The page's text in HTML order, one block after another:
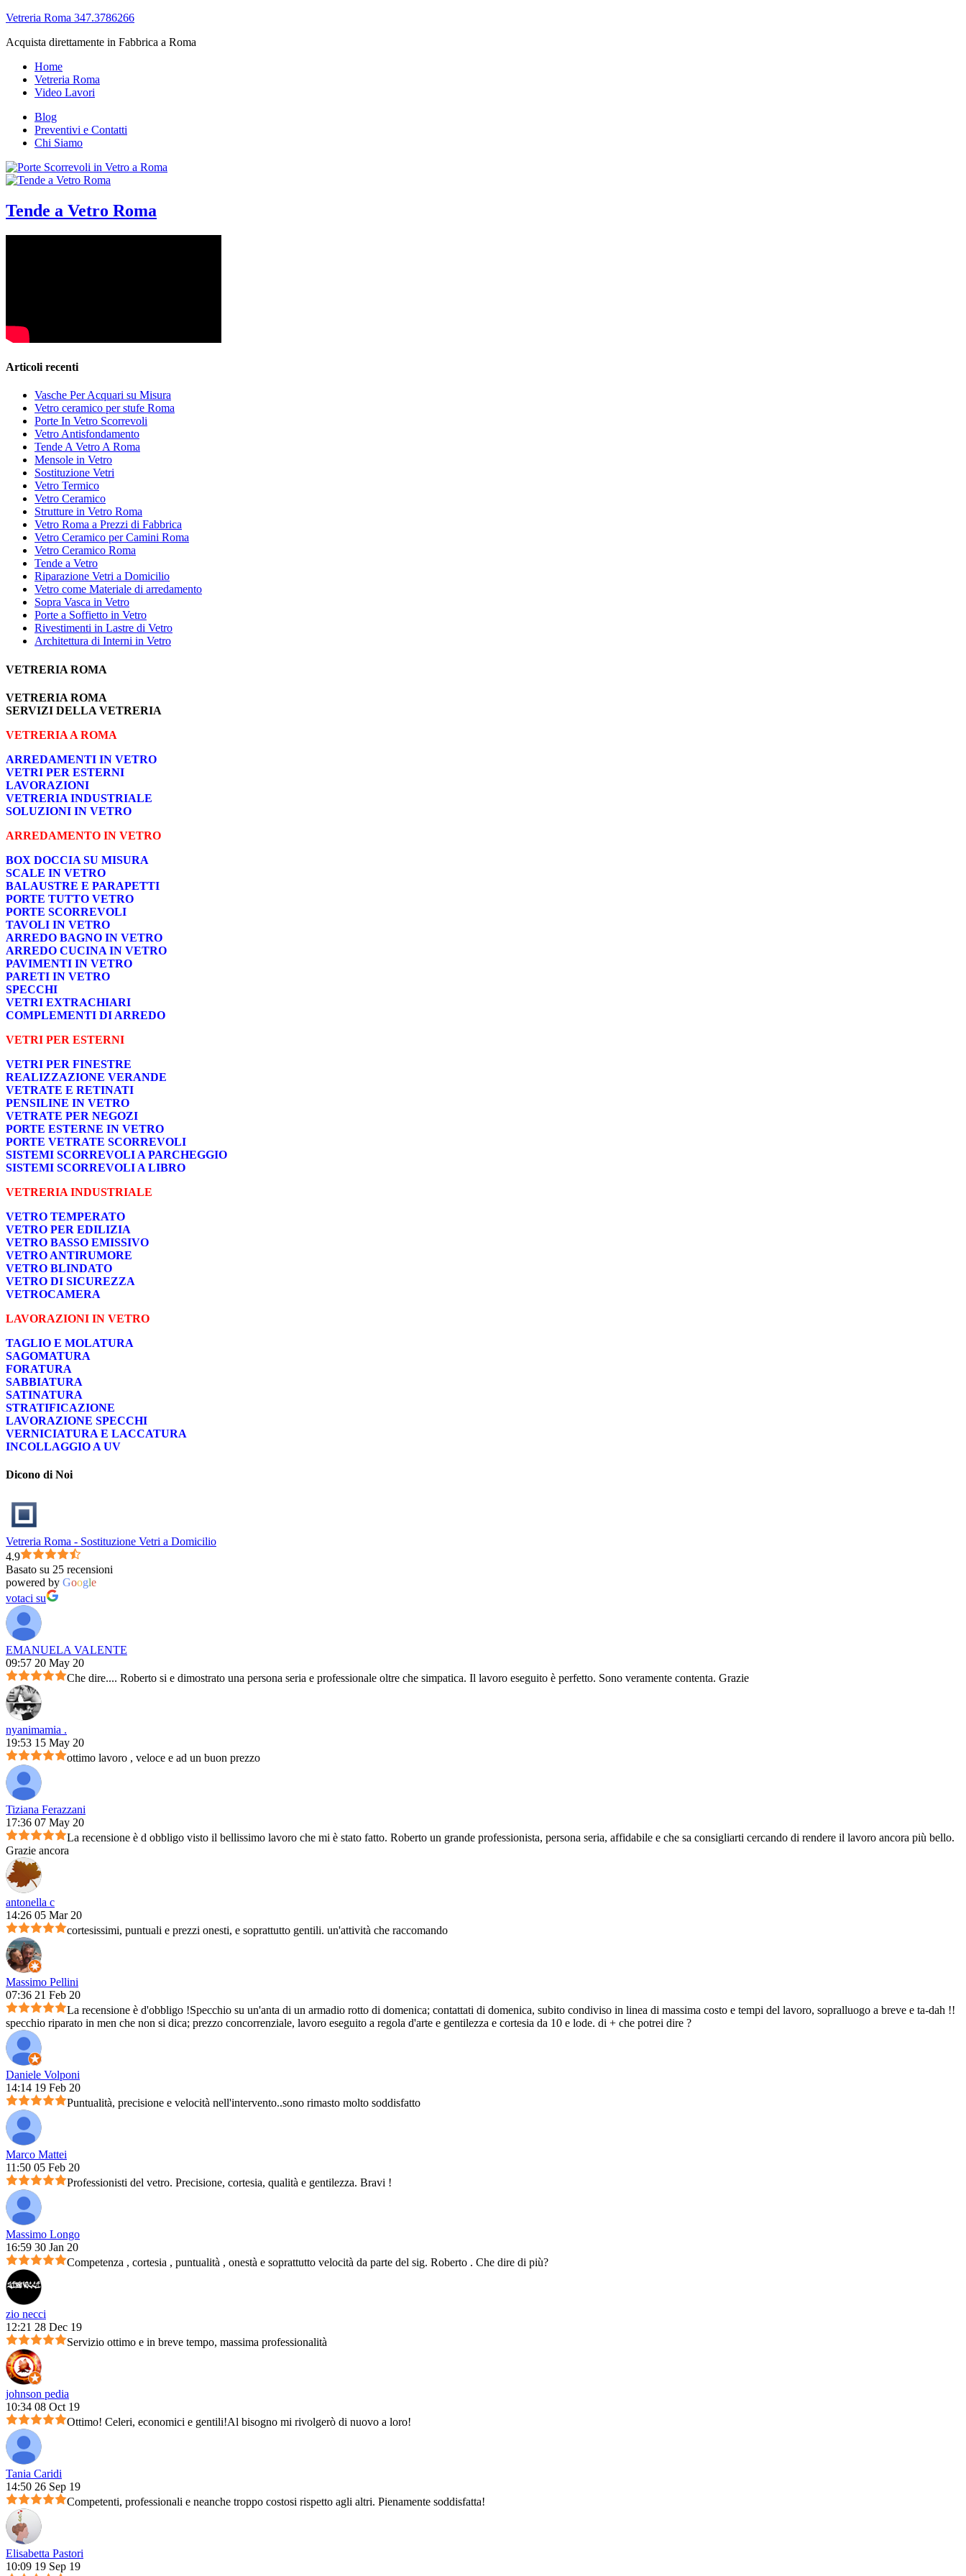
Vetreria Roma 347.3786266
Acquista direttamente in Fabbrica a Roma
Home
Vetreria Roma
Video Lavori
Blog
Preventivi e Contatti
Chi Siamo
Tende a Vetro Roma
Articoli recenti
Vasche Per Acquari su Misura
Vetro ceramico per stufe Roma
Porte In Vetro Scorrevoli
Vetro Antisfondamento
Tende A Vetro A Roma
Mensole in Vetro
Sostituzione Vetri
Vetro Termico
Vetro Ceramico
Strutture in Vetro Roma
Vetro Roma a Prezzi di Fabbrica
Vetro Ceramico per Camini Roma
Vetro Ceramico Roma
Tende a Vetro
Riparazione Vetri a Domicilio
Vetro come Materiale di arredamento
Sopra Vasca in Vetro
Porte a Soffietto in Vetro
Rivestimenti in Lastre di Vetro
Architettura di Interni in Vetro
VETRERIA ROMA
VETRERIA ROMA
SERVIZI DELLA VETRERIA
VETRERIA A ROMA
ARREDAMENTI IN VETRO
VETRI PER ESTERNI
LAVORAZIONI
VETRERIA INDUSTRIALE
SOLUZIONI IN VETRO
ARREDAMENTO IN VETRO
BOX DOCCIA SU MISURA
SCALE IN VETRO
BALAUSTRE E PARAPETTI
PORTE TUTTO VETRO
PORTE SCORREVOLI
TAVOLI IN VETRO
ARREDO BAGNO IN VETRO
ARREDO CUCINA IN VETRO
PAVIMENTI IN VETRO
PARETI IN VETRO
SPECCHI
VETRI EXTRACHIARI
COMPLEMENTI DI ARREDO
VETRI PER ESTERNI
VETRI PER FINESTRE
REALIZZAZIONE VERANDE
VETRATE E RETINATI
PENSILINE IN VETRO
VETRATE PER NEGOZI
PORTE ESTERNE IN VETRO
PORTE VETRATE SCORREVOLI
SISTEMI SCORREVOLI A PARCHEGGIO
SISTEMI SCORREVOLI A LIBRO
VETRERIA INDUSTRIALE
VETRO TEMPERATO
VETRO PER EDILIZIA
VETRO BASSO EMISSIVO
VETRO ANTIRUMORE
VETRO BLINDATO
VETRO DI SICUREZZA
VETROCAMERA
LAVORAZIONI IN VETRO
TAGLIO E MOLATURA
SAGOMATURA
FORATURA
SABBIATURA
SATINATURA
STRATIFICAZIONE
LAVORAZIONE SPECCHI
VERNICIATURA E LACCATURA
INCOLLAGGIO A UV
Dicono di Noi
Vetreria Roma - Sostituzione Vetri a Domicilio
4.9
Basato su 25 recensioni
powered by Google
votaci su
EMANUELA VALENTE
09:57 20 May 20
Che dire.... Roberto si e dimostrato una persona seria e professionale oltre che simpatica. Il lavoro eseguito è perfetto. Sono veramente contenta. Grazie
nyanimamia .
19:53 15 May 20
ottimo lavoro , veloce e ad un buon prezzo
Tiziana Ferazzani
17:36 07 May 20
La recensione è d obbligo visto il bellissimo lavoro che mi è stato fatto. Roberto un grande professionista, persona seria, affidabile e che sa consigliarti cercando di rendere il lavoro ancora più bello.
Grazie ancora
antonella c
14:26 05 Mar 20
cortesissimi, puntuali e prezzi onesti, e soprattutto gentili. un'attività che raccomando
Massimo Pellini
07:36 21 Feb 20
La recensione è d'obbligo !Specchio su un'anta di un armadio rotto di domenica; contattati di domenica, subito condiviso in linea di massima costo e tempi del lavoro, sopralluogo a breve e ta-dah !!
specchio riparato in men che non si dica; prezzo concorrenziale, lavoro eseguito a regola d'arte e gentilezza e cortesia da 10 e lode. di + che potrei dire ?
Daniele Volponi
14:14 19 Feb 20
Puntualità, precisione e velocità nell'intervento..sono rimasto molto soddisfatto
Marco Mattei
11:50 05 Feb 20
Professionisti del vetro. Precisione, cortesia, qualità e gentilezza. Bravi !
Massimo Longo
16:59 30 Jan 20
Competenza , cortesia , puntualità , onestà e soprattutto velocità da parte del sig. Roberto . Che dire di più?
zio necci
12:21 28 Dec 19
Servizio ottimo e in breve tempo, massima professionalità
johnson pedia
10:34 08 Oct 19
Ottimo! Celeri, economici e gentili!Al bisogno mi rivolgerò di nuovo a loro!
Tania Caridi
14:50 26 Sep 19
Competenti, professionali e neanche troppo costosi rispetto agli altri. Pienamente soddisfatta!
Elisabetta Pastori
10:09 19 Sep 19